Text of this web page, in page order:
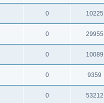
0 10225
0 29955
0 10089
0 9359
0 53212